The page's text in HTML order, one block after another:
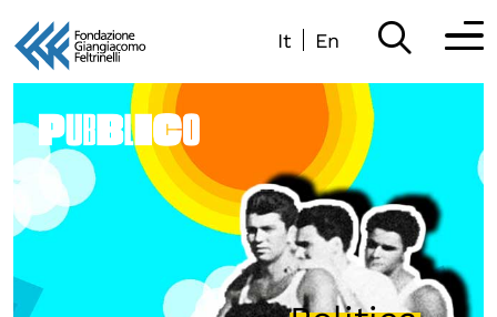
al
contenuto
It En
Partecipa
Scopri
Collabora
Sostieni